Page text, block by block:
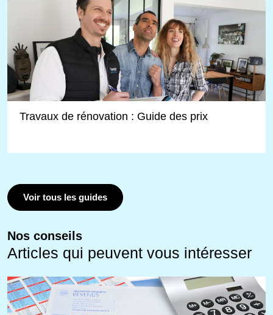
Travaux de rénovation : Guide des prix
Voir tous les guides
Nos conseils
Articles qui peuvent vous intéresser